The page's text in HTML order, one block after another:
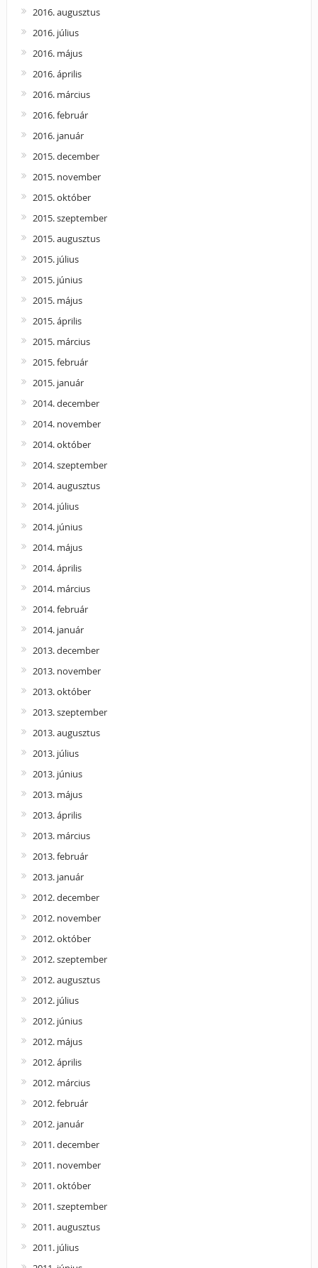
2016. augusztus
2016. július
2016. május
2016. április
2016. március
2016. február
2016. január
2015. december
2015. november
2015. október
2015. szeptember
2015. augusztus
2015. július
2015. június
2015. május
2015. április
2015. március
2015. február
2015. január
2014. december
2014. november
2014. október
2014. szeptember
2014. augusztus
2014. július
2014. június
2014. május
2014. április
2014. március
2014. február
2014. január
2013. december
2013. november
2013. október
2013. szeptember
2013. augusztus
2013. július
2013. június
2013. május
2013. április
2013. március
2013. február
2013. január
2012. december
2012. november
2012. október
2012. szeptember
2012. augusztus
2012. július
2012. június
2012. május
2012. április
2012. március
2012. február
2012. január
2011. december
2011. november
2011. október
2011. szeptember
2011. augusztus
2011. július